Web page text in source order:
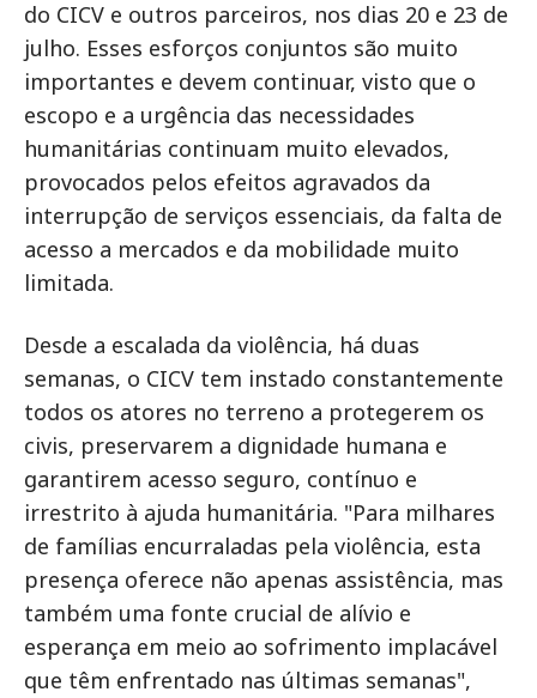
do CICV e outros parceiros, nos dias 20 e 23 de
julho. Esses esforços conjuntos são muito
importantes e devem continuar, visto que o
escopo e a urgência das necessidades
humanitárias continuam muito elevados,
provocados pelos efeitos agravados da
interrupção de serviços essenciais, da falta de
acesso a mercados e da mobilidade muito
limitada.
Desde a escalada da violência, há duas
semanas, o CICV tem instado constantemente
todos os atores no terreno a protegerem os
civis, preservarem a dignidade humana e
garantirem acesso seguro, contínuo e
irrestrito à ajuda humanitária. "Para milhares
de famílias encurraladas pela violência, esta
presença oferece não apenas assistência, mas
também uma fonte crucial de alívio e
esperança em meio ao sofrimento implacável
que têm enfrentado nas últimas semanas",